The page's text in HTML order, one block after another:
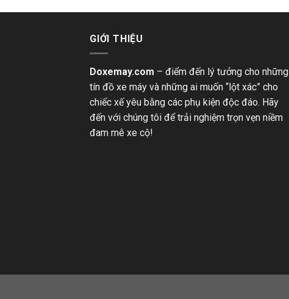
GIỚI THIỆU
Doxemay.com – điểm đến lý tưởng cho những
tín đồ xe máy và những ai muốn “lột xác” cho
chiếc xế yêu bằng các phụ kiện độc đáo. Hãy
đến với chúng tôi để trải nghiệm trọn vẹn niềm
đam mê xe cộ!